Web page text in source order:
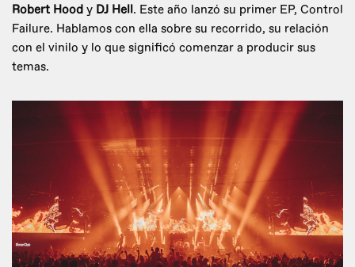
Robert Hood y DJ Hell. Este año lanzó su primer EP, Control
Failure. Hablamos con ella sobre su recorrido, su relación
con el vinilo y lo que significó comenzar a producir sus
temas.